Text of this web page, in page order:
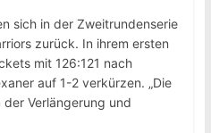
sich in der Zweitrundenserie
zurück. In ihrem ersten
mit 126:121 nach
auf 1-2 verkürzen. „Die
Verlängerung und